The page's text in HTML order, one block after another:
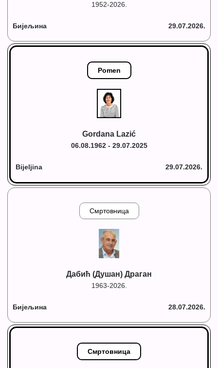
1952-2026.
Бијељина 29.07.2026.
Pomen
Gordana Lazić
06.08.1962 - 29.07.2025
Bijeljina 29.07.2026.
Смртовница
Дабић (Душан) Драган
1963-2026.
Бијељина 28.07.2026.
Смртовница